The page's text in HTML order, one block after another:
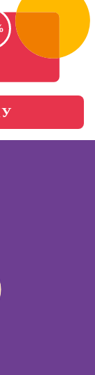
Менеджер по
маркетингу в
социальных
сетях (SMM-
менеджер)
Специалист по
таргетингу